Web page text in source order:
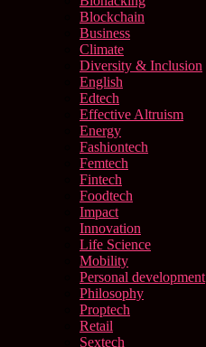
Blockchain
Business
Climate
Diversity & Inclusion
English
Edtech
Effective Altruism
Energy
Fashiontech
Femtech
Fintech
Foodtech
Impact
Innovation
Life Science
Mobility
Personal development
Philosophy
Proptech
Retail
Sextech